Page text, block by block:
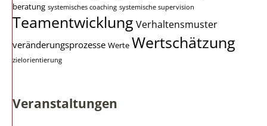
beratung systemisches coaching systemische supervision
Teamentwicklung Verhaltensmuster
veränderungsprozesse Werte Wertschätzung
zielorientierung
Veranstaltungen